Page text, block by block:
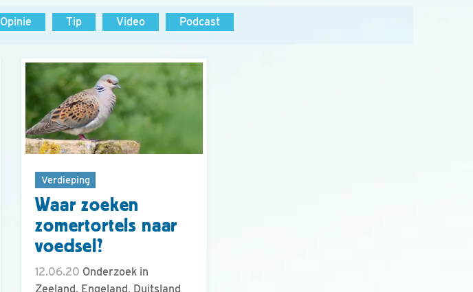
Opinie Tip Video Podcast
Verdieping
Waar zoeken
zomertortels naar
voedsel?
12.06.20 Onderzoek in
Zeeland, Engeland, Duitsland